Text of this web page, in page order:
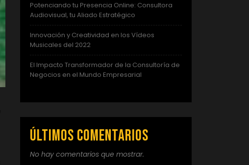
Potenciando tu Presencia Online: Consultora
Audiovisual, tu Aliado Estratégico
Innovación y Creatividad en los Vídeos
Musicales del 2022
El Impacto Transformador de la Consultoría de
Negocios en el Mundo Empresarial
Últimos comentarios
No hay comentarios que mostrar.